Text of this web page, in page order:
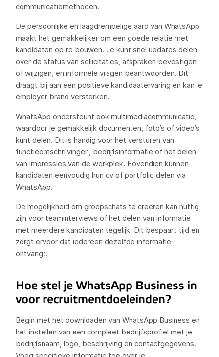
communicatiemethoden.
De persoonlijke en laagdrempelige aard van WhatsApp
maakt het gemakkelijker om een goede relatie met
kandidaten op te bouwen. Je kunt snel updates delen
over de status van sollicitaties, afspraken bevestigen
of wijzigen, en informele vragen beantwoorden. Dit
draagt bij aan een positieve kandidaatervaring en kan je
employer brand versterken.
WhatsApp ondersteunt ook multimediacommunicatie,
waardoor je gemakkelijk documenten, foto’s of video’s
kunt delen. Dit is handig voor het versturen van
functieomschrijvingen, bedrijfsinformatie of het delen
van impressies van de werkplek. Bovendien kunnen
kandidaten eenvoudig hun cv of portfolio delen via
WhatsApp.
De mogelijkheid om groepschats te creëren kan nuttig
zijn voor teaminterviews of het delen van informatie
met meerdere kandidaten tegelijk. Dit bespaart tijd en
zorgt ervoor dat iedereen dezelfde informatie
ontvangt.
Hoe stel je WhatsApp Business in
voor recruitmentdoeleinden?
Begin met het downloaden van WhatsApp Business en
het instellen van een compleet bedrijfsprofiel met je
bedrijfsnaam, logo, beschrijving en contactgegevens.